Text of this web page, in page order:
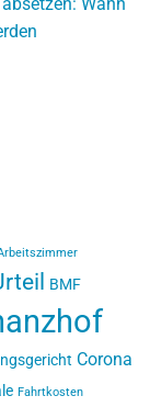
BMF
Corona
Fahrtkosten